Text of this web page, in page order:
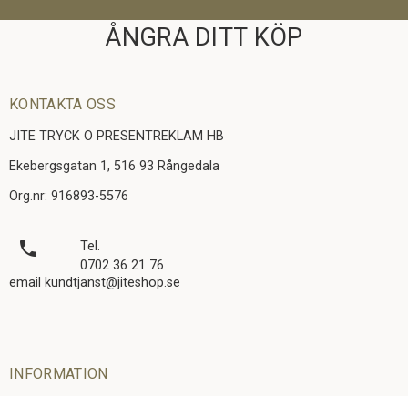
ÅNGRA DITT KÖP
KONTAKTA OSS
JITE TRYCK O PRESENTREKLAM HB
Ekebergsgatan 1, 516 93 Rångedala
Org.nr: 916893-5576
local_phone
Tel.
0702 36 21 76
email kundtjanst@jiteshop.se
INFORMATION